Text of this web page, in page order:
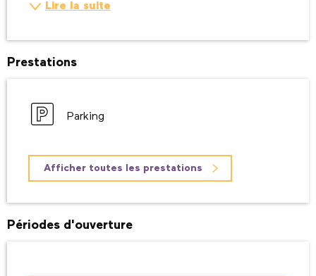
Lire la suite
Prestations
Parking
Afficher toutes les prestations
Périodes d'ouverture